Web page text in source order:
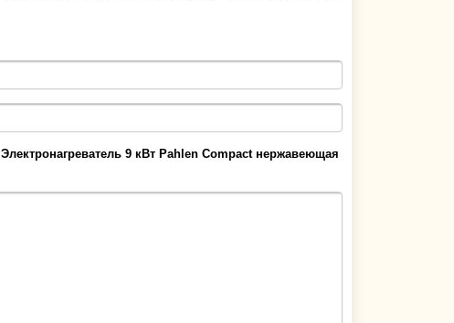
Электронагреватель 9 кВт Pahlen Compact нержавеющая